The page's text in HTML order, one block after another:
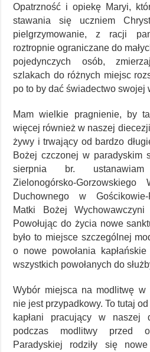
Opatrzność i opiekę Maryi,
stawania się uczniem
pielgrzymowanie, z racji
roztropnie ograniczane do
pojedynczych osób,
szlakach do różnych miejsc
po to by dać świadectwo swojej
Mam wielkie pragnienie, by
więcej również w naszej
żywy i trwający od bardzo
Bożej czczonej w paradyskim
sierpnia br.
Zielonogórsko-Gorzowskiego
Duchownego w Gościkowie-
Matki Bożej Wychowawczyni
Powołując do życia nowe
było to miejsce szczególnej
o nowe powołania
wszystkich powołanych do
Wybór miejsca na modlitwę w
nie jest przypadkowy. To tutaj
kapłani pracujący w naszej
podczas modlitwy przed
Paradyskiej rodziły się